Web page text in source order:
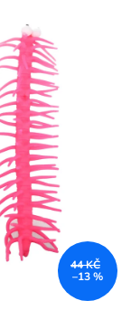
44 KČ
–13 %